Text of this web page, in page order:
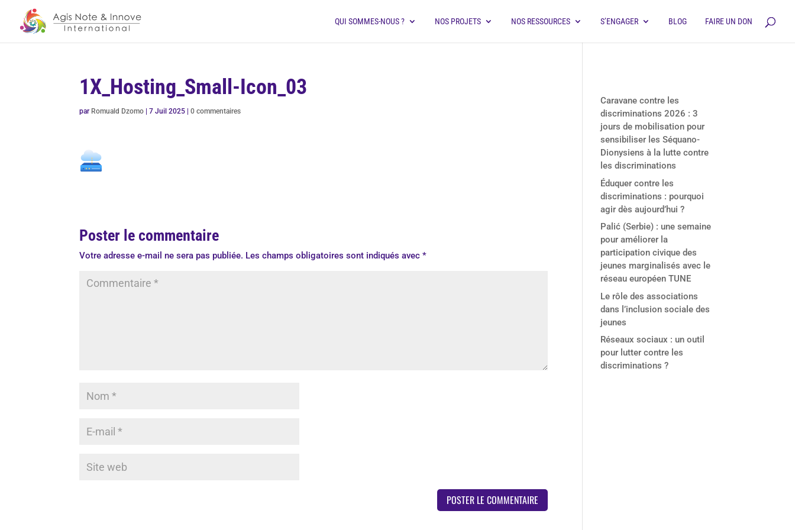
QUI SOMMES-NOUS ? NOS PROJETS NOS RESSOURCES S’ENGAGER BLOG FAIRE UN DON
1X_Hosting_Small-Icon_03
par Romuald Dzomo |7 Juil 2025 |0 commentaires
Poster le commentaire
Votre adresse e-mail ne sera pas publiée. Les champs obligatoires sont indiqués avec*
Caravane contre les
discriminations 2026 : 3
jours de mobilisation pour
sensibiliser les Séquano-
Dionysiens à la lutte contre
les discriminations
Éduquer contre les
discriminations : pourquoi
agir dès aujourd’hui ?
Palić (Serbie) : une semaine
pour améliorer la
participation civique des
jeunes marginalisés avec le
réseau européen TUNE
Le rôle des associations
dans l’inclusion sociale des
jeunes
Réseaux sociaux : un outil
pour lutter contre les
discriminations ?